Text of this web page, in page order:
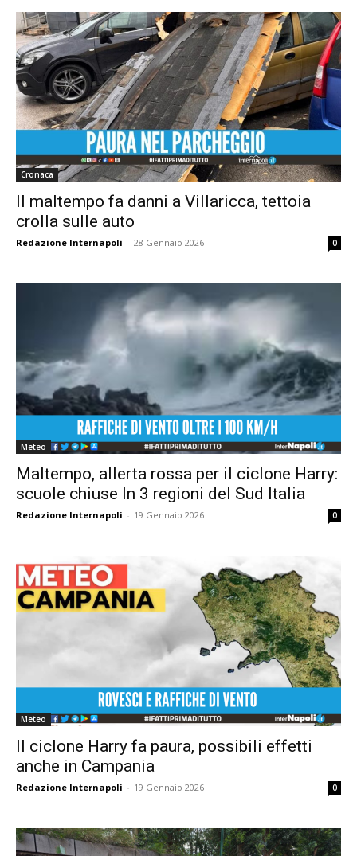
Cronaca
Il maltempo fa danni a Villaricca, tettoia
crolla sulle auto
Redazione Internapoli - 28 Gennaio 2026 0
Meteo
Maltempo, allerta rossa per il ciclone Harry:
scuole chiuse In 3 regioni del Sud Italia
Redazione Internapoli - 19 Gennaio 2026 0
Meteo
Il ciclone Harry fa paura, possibili effetti
anche in Campania
Redazione Internapoli - 19 Gennaio 2026 0